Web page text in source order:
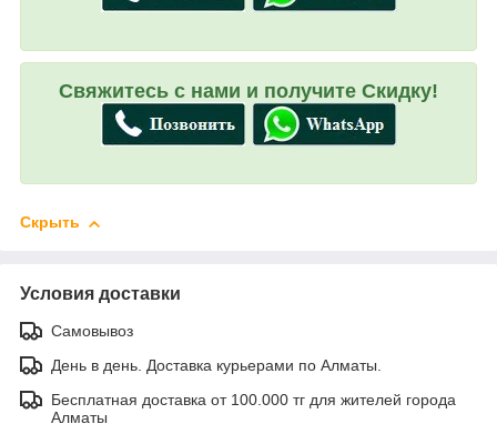
Свяжитесь с нами и получите Скидку!
Скрыть
Условия доставки
Самовывоз
День в день. Доставка курьерами по Алматы.
Бесплатная доставка от 100.000 тг для жителей города
Алматы